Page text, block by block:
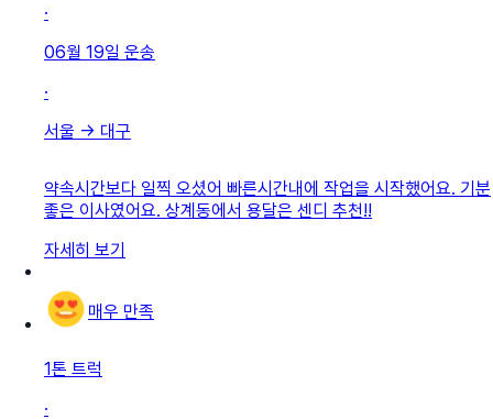
·
06월 19일 운송
·
서울 → 대구
약속시간보다 일찍 오셨어 빠른시간내에 작업을 시작했어요. 기분
좋은 이사였어요. 상계동에서 용달은 센디 추천!!
자세히 보기
매우 만족
1톤 트럭
·